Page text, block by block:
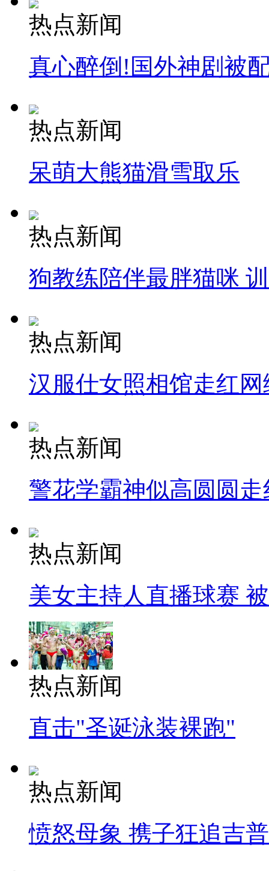
热点新闻
真心醉倒!国外神剧被
热点新闻
呆萌大熊猫滑雪取乐
热点新闻
狗教练陪伴最胖猫咪
热点新闻
汉服仕女照相馆走红网
热点新闻
警花学霸神似高圆圆走
热点新闻
美女主持人直播球赛
热点新闻
直击"圣诞泳装裸跑"
热点新闻
愤怒母象 携子狂追吉